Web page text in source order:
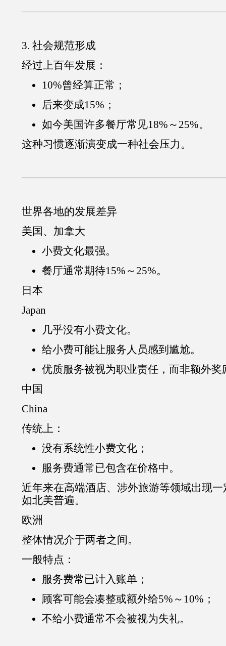
3. 社会规范形成
经过上百年发展：
10%曾经算正常；
后来变成15%；
如今美国许多餐厅常见18%～25%。
这种习惯逐渐演变成一种社会压力。
世界各地的发展差异
美国、加拿大
小费文化最强。
餐厅通常期待15%～25%。
日本
Japan
几乎没有小费文化。
给小费可能让服务人员感到尴尬。
优质服务被视为职业责任，而非额外奖
中国
China
传统上：
没有系统性小费文化；
服务费通常已包含在价格中。
近年来在高端酒店、涉外旅游等领域出现
如北美普遍。
欧洲
整体情况介于两者之间。
一般特点：
服务费常已计入账单；
顾客可能会凑整或额外给5%～10%；
不给小费通常不会被视为失礼。